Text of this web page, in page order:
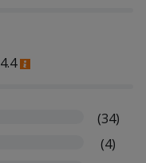
4.4
(34)
(4)